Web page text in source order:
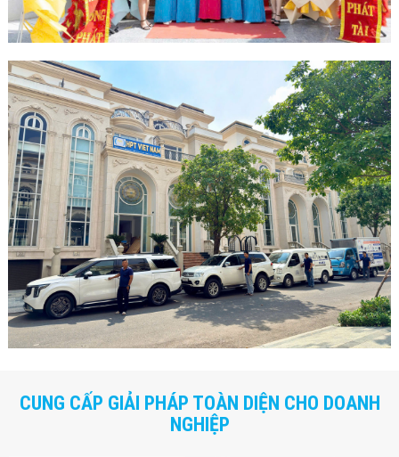
THIẾT BỊ AN
NINH
Camera Thông
Minh
Cổng Từ Siêu
Thị
Máy Đếm
Người
Máy Dò Tìm
Thuốc Nổ
Phòng Chống
Khủng Bố
Camera Đo
Thân Nhiệt
THIẾT BỊ
CHUYÊN
DỤNG
Máy Dò Tạp
Chất
Màn Hình
Tương Tác
Ghi Âm
Máy X-Ray
CUNG CẤP GIẢI PHÁP TOÀN DIỆN CHO DOANH
NGHIỆP